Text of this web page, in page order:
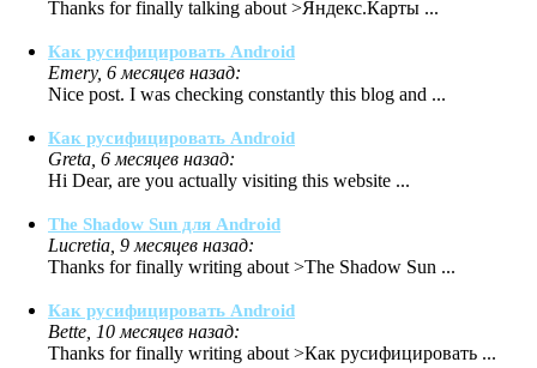
Thanks for finally talking about >Яндекс.Карты ...
Как русифицировать Android
Emery, 6 месяцев назад:
Nice post. I was checking constantly this blog and ...
Как русифицировать Android
Greta, 6 месяцев назад:
Hi Dear, are you actually visiting this website ...
The Shadow Sun для Android
Lucretia, 9 месяцев назад:
Thanks for finally writing about >The Shadow Sun ...
Как русифицировать Android
Bette, 10 месяцев назад:
Thanks for finally writing about >Как русифицировать ...